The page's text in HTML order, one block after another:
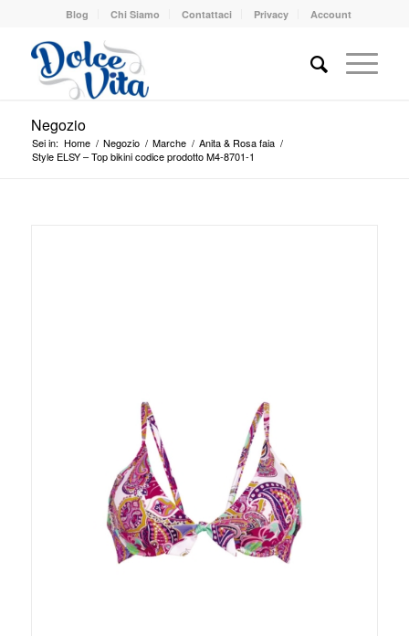
Blog Chi Siamo Contattaci Privacy Account
Negozio
Sei in: Home / Negozio / Marche / Anita & Rosa faia /
Style ELSY – Top bikini codice prodotto M4-8701-1